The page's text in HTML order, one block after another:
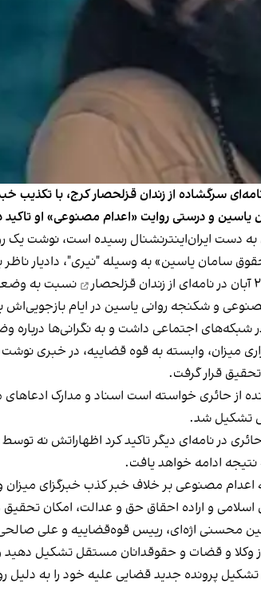
سرگشاده از زندان قزلحصار کرج، با
و درستی روایت «اعدام مصنوعی» او تاکید
به دست ایران‌اینترنشنال رسیده است، نوشت
سامان یاسین» به وسیله "نیری"، دادیار
نامه‌ای از زندان قزلحصار
نسبت به
روانی یاسین در ایام بازجویی‌اش به دست ماموران وزارت
شبکه‌های اجتماعی داشت و به نگرانی‌ها
میزان، وابسته به قوه قضاییه، در خبری
قرار گرفت.
از حائری خواسته است اسناد و مدارک
تشکیل شد.
در نامه‌ای دیگر تاکید کرد اظهاراتش نه
ادامه خواهد یافت.
اعدام مصنوعی بر خلاف خبر کذب خبرگزای
و اراده‌ احقاق حق و عدالت، امکان
اژه‌ای، رییس‌ قوه‌قضاییه و علی
و قضات و حقوقدانان مستقل تشکیل دهید و
تشکیل پرونده جدید قضایی علیه خود را به